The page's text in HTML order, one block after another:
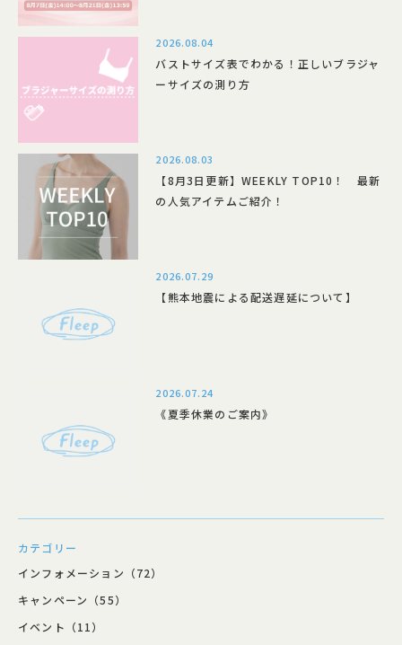
2026.08.04
バストサイズ表でわかる！正しいブラジャ
ーサイズの測り方
2026.08.03
【8月3日更新】WEEKLY TOP10！ 最新
の人気アイテムご紹介！
2026.07.29
【熊本地震による配送遅延について】
2026.07.24
《夏季休業のご案内》
カテゴリー
インフォメーション（72）
キャンペーン（55）
イベント（11）